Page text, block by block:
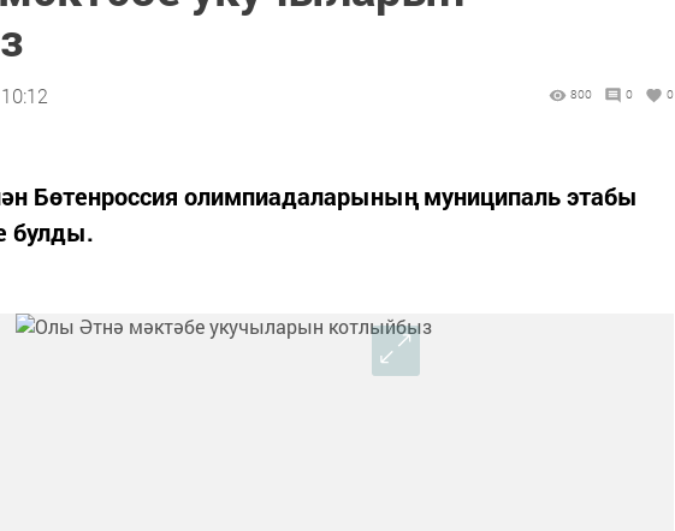
800 0 0
Бөтенроссия олимпиадаларының муниципаль этабы
булды.